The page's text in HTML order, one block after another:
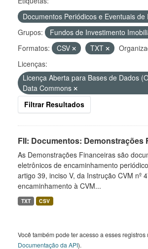
Documentos Periódicos e Eventuais de
Grupos:
Fundos de Investimento
Formatos:
CSV TXT
Licenças:
Licença Aberta para Bases de Dados
Data Commons
Filtrar Resultados
FII: Documentos: Demonstrações
As Demonstrações Financeiras são
eletrônicos de encaminhamento
artigo 39, inciso V, da Instrução CVM nº
encaminhamento à CVM...
TXT CSV
Você também pode ter acesso a esses registros
Documentação da API).